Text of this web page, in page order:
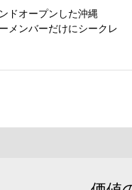
ドオープンした沖縄
メンバーだけにシークレ